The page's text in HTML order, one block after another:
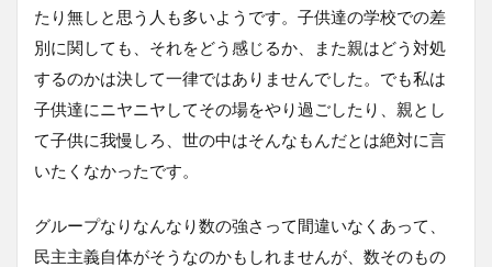
たり無しと思う人も多いようです。子供達の学校での差
別に関しても、それをどう感じるか、また親はどう対処
するのかは決して一律ではありませんでした。でも私は
子供達にニヤニヤしてその場をやり過ごしたり、親とし
て子供に我慢しろ、世の中はそんなもんだとは絶対に言
いたくなかったです。
グループなりなんなり数の強さって間違いなくあって、
民主主義自体がそうなのかもしれませんが、数そのもの